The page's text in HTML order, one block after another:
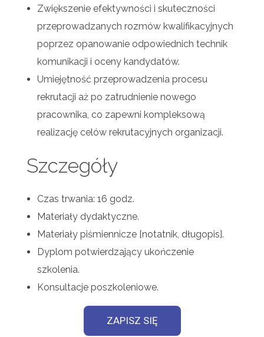
Zwiększenie efektywności i skuteczności
przeprowadzanych rozmów kwalifikacyjnych
poprzez opanowanie odpowiednich technik
komunikacji i oceny kandydatów.
Umiejętność przeprowadzenia procesu
rekrutacji aż po zatrudnienie nowego
pracownika, co zapewni kompleksową
realizację celów rekrutacyjnych organizacji.
Szczegóły
Czas trwania: 16 godz.
Materiały dydaktyczne.
Materiały piśmiennicze [notatnik, długopis].
Dyplom potwierdzający ukończenie
szkolenia.
Konsultacje poszkoleniowe.
ZAPISZ SIĘ